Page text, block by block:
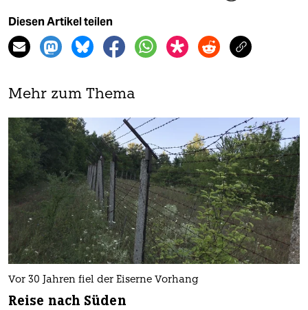
Diesen Artikel teilen
Mehr zum Thema
Vor 30 Jahren fiel der Eiserne Vorhang
Reise nach Süden